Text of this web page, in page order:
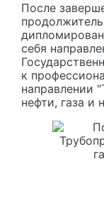
После
себя
к
направлении
нефти, газа и